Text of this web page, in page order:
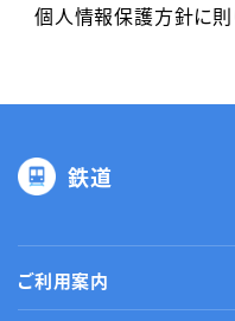
個人情報保護方針に則
鉄道
ご利用案内